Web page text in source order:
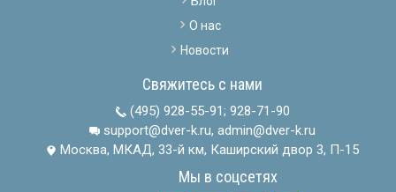
О нас
Новости
Свяжитесь с нами
(495) 928-55-91; 928-71-90
support@dver-k.ru, admin@dver-k.ru
Москва, МКАД, 33-й км, Каширский двор 3, П-15
Мы в соцсетях